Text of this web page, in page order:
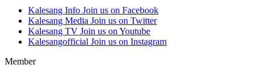
Kalesang Info Join us on Facebook
Kalesang Media Join us on Twitter
Kalesang TV Join us on Youtube
Kalesangofficial Join us on Instagram
Member